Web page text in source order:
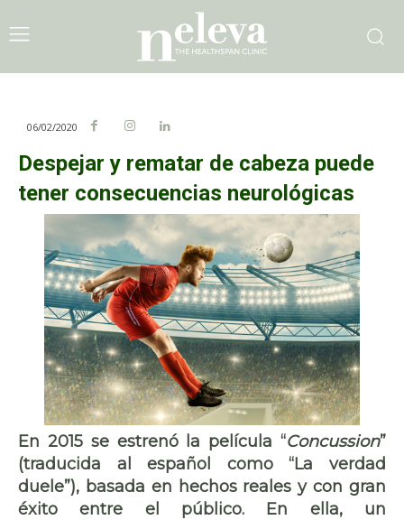
06/02/2020
Despejar y rematar de cabeza puede
tener consecuencias neurológicas
En 2015 se estrenó la película “Concussion”
(traducida al español como “La verdad
duele”), basada en hechos reales y con gran
éxito entre el público. En ella, un